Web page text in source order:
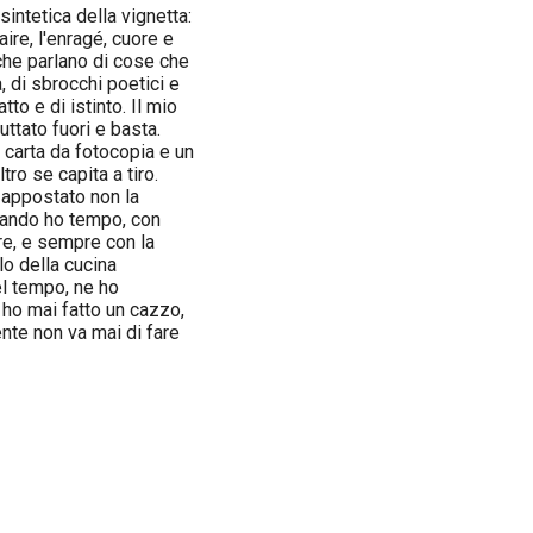
della vignetta:
l'enragé, cuore e
parlano di cose che
di sbrocchi poetici e
e di istinto. Il mio
fuori e basta.
da fotocopia e un
se capita a tiro.
non la
ho tempo, con
e sempre con la
della cucina
tempo, ne ho
mai fatto un cazzo,
non va mai di fare